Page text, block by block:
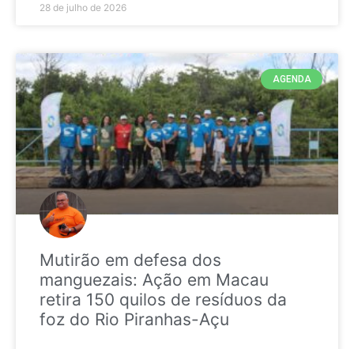
28 de julho de 2026
AGENDA
Mutirão em defesa dos
manguezais: Ação em Macau
retira 150 quilos de resíduos da
foz do Rio Piranhas-Açu